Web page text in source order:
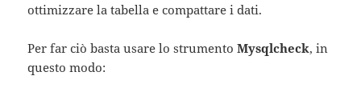
ottimizzare la tabella e compattare i dati.
Per far ciò basta usare lo strumentoMysqlcheck, in
questo modo: